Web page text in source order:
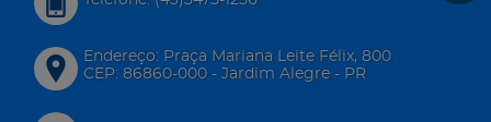
Endereço: Praça Mariana Leite Félix, 800
CEP: 86860-000 - Jardim Alegre - PR